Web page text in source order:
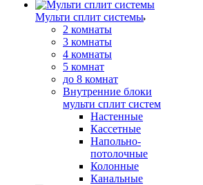
Мульти сплит системы
2 комнаты
3 комнаты
4 комнаты
5 комнат
до 8 комнат
Внутренние блоки
мульти сплит систем
Настенные
Кассетные
Напольно-
потолочные
Колонные
Канальные